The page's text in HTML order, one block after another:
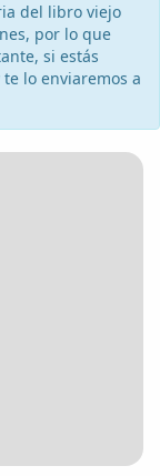
del libro viejo
por lo que
si estás
lo enviaremos a